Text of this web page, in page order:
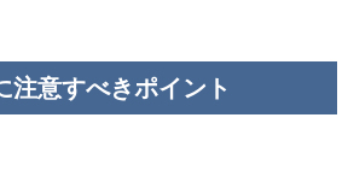
注意すべきポイント